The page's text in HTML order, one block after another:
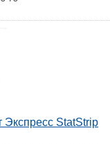
Экспресс StatStrip